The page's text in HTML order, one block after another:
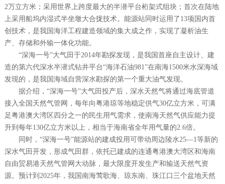
2万立方米；采用世界上跨度最大的半潜平台桁架式组块；首次在陆地
上采用船坞内湿式半坐墩大合拢技术。能源站同时运用了13项国内首
创技术，是我国海洋工程建造领域的集大成之作，实现了凝析油生
产、存储和外输一体化功能。
“深海一号”大气田于2014年勘探发现，是我国首座自主设计、建
造的第六代深水半潜式钻井平台“海洋石油981”在南海1500米水深海域
发现的，是我国海域自营深水勘探的第一个重大油气发现。
据介绍，“深海一号”大气田投产后，深水天然气将通过海底管道
接入全国天然气管网，每年向粤港琼等地稳定供气30亿立方米，可满
足粤港澳大湾区四分之一的民生用气需求，使南海天然气供应能力提
升到每年130亿立方米以上，相当于海南省全年用气量的2.6倍。
同时，“深海一号”能源站的建成投用可带动周边陵水25—1等新的
深水气田开发，形成气田群，依托已建成的连通粤港澳大湾区和海南
自由贸易港天然气管网大动脉，最大限度开发生产和输送天然气资
源。预计到2025年，我国南海莺歌海、琼东南、珠江口三个盆地天然